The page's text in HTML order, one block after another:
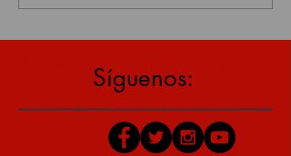
Síguenos: